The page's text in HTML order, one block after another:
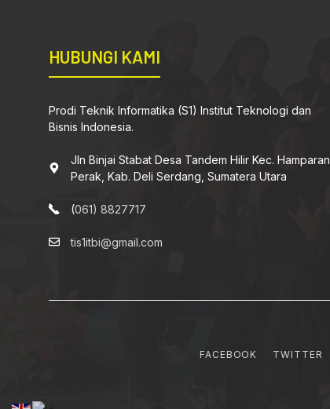
HUBUNGI KAMI
Prodi Teknik Informatika (S1) Institut Teknologi dan
Bisnis Indonesia.
Jln Binjai Stabat Desa Tandem Hilir Kec. Hamparan
Perak, Kab. Deli Serdang, Sumatera Utara
(061) 8827717
tis1itbi@gmail.com
FACEBOOK TWITTER